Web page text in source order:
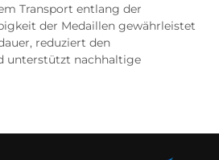
Transport entlang der
der Medaillen gewährleistet
reduziert den
unterstützt nachhaltige